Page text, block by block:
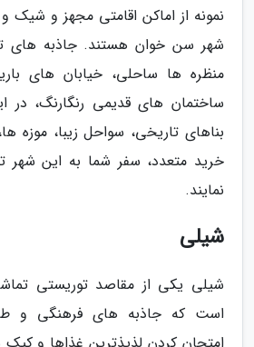
نمونه از اماکن اقامتی مجهز و شیک
شهر سن خوان هستند. جاذبه های
منظره ها ساحلی، خیابان های
ساختمان های قدیمی رنگارنگ، در
بناهای تاریخی، سواحل زیبا، موزه
خرید متعدد، سفر شما به این شهر
نمایند.
شیلی
شیلی یکی از مقاصد توریستی
است که جاذبه های فرهنگی و